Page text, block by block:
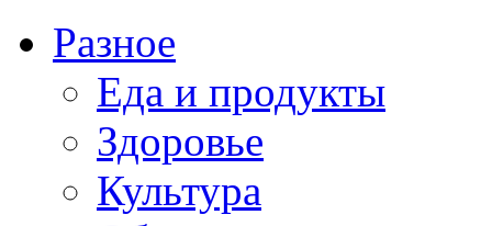
Разное
Еда и продукты
Здоровье
Культура